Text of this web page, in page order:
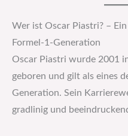
Wer ist Oscar Piastri? –
Formel-1-Generation
Oscar Piastri wurde 2001
geboren und gilt als eines
Generation. Sein
gradlinig und